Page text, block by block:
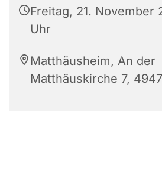
Freitag, 21. November
Uhr
Matthäusheim, An der
Matthäuskirche 7,